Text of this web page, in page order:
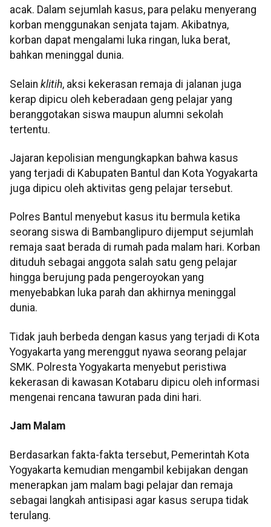
acak. Dalam sejumlah kasus, para pelaku menyerang
korban menggunakan senjata tajam. Akibatnya,
korban dapat mengalami luka ringan, luka berat,
bahkan meninggal dunia.
Selain klitih, aksi kekerasan remaja di jalanan juga
kerap dipicu oleh keberadaan geng pelajar yang
beranggotakan siswa maupun alumni sekolah
tertentu.
Jajaran kepolisian mengungkapkan bahwa kasus
yang terjadi di Kabupaten Bantul dan Kota Yogyakarta
juga dipicu oleh aktivitas geng pelajar tersebut.
Polres Bantul menyebut kasus itu bermula ketika
seorang siswa di Bambanglipuro dijemput sejumlah
remaja saat berada di rumah pada malam hari. Korban
dituduh sebagai anggota salah satu geng pelajar
hingga berujung pada pengeroyokan yang
menyebabkan luka parah dan akhirnya meninggal
dunia.
Tidak jauh berbeda dengan kasus yang terjadi di Kota
Yogyakarta yang merenggut nyawa seorang pelajar
SMK. Polresta Yogyakarta menyebut peristiwa
kekerasan di kawasan Kotabaru dipicu oleh informasi
mengenai rencana tawuran pada dini hari.
Jam Malam
Berdasarkan fakta-fakta tersebut, Pemerintah Kota
Yogyakarta kemudian mengambil kebijakan dengan
menerapkan jam malam bagi pelajar dan remaja
sebagai langkah antisipasi agar kasus serupa tidak
terulang.